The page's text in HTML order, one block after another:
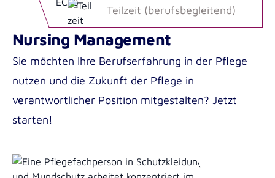
Medizin- und Notfallpädagogik B.A.
Pädagogik im Gesundheitswesen B.A.
Soziale Arbeit B.A.
Soziale Arbeit dual B.A.
Angewandte Psychologie B.Sc.
Gesundheits-, Pflege- und Medizinpädagogik
Fortbildungsmaterial für Pflegeteams mit
internationalen Mitarbeiter*innen
Institute for Applied Innovation in Healthcare
Institute for Research in International
Assistance (IRIA)
Teilzeit (berufsbegleitend)
Nursing Management
Sie möchten Ihre Berufserfahrung in der Pflege
nutzen und die Zukunft der Pflege in
verantwortlicher Position mitgestalten? Jetzt
starten!